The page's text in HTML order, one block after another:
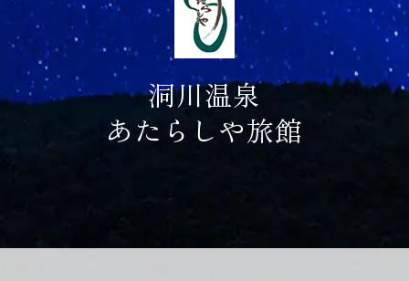
洞川温泉
あたらしや旅館